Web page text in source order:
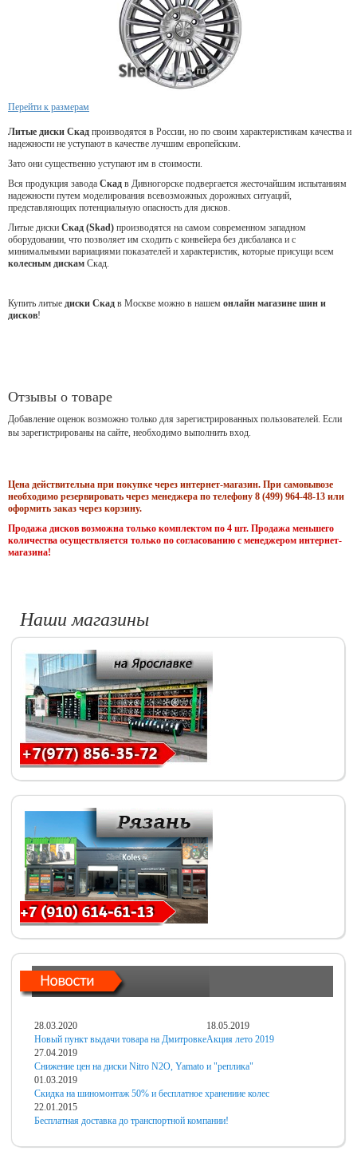
Перейти к размерам
Литые диски Скад производятся в России, но по своим характеристикам качества и
надежности не уступают в качестве лучшим европейским.
Зато они существенно уступают им в стоимости.
Вся продукция завода Скад в Дивногорске подвергается жесточайшим испытаниям
надежности путем моделирования всевозможных дорожных ситуаций,
представляющих потенциальную опасность для дисков.
Литые диски Скад (Skad) производятся на самом современном западном
оборудовании, что позволяет им сходить с конвейера без дисбаланса и с
минимальными вариациями показателей и характеристик, которые присущи всем
колесным дискам Скад.
Купить литые диски Скад в Москве можно в нашем онлайн магазине шин и
дисков!
Отзывы о товаре
Добавление оценок возможно только для зарегистрированных пользователей. Если
вы зарегистрированы на сайте, необходимо выполнить вход.
Цена действительна при покупке через интернет-магазин. При самовывозе
необходимо резервировать через менеджера по телефону 8 (499) 964-48-13 или
оформить заказ через корзину.
Продажа дисков возможна только комплектом по 4 шт. Продажа меньшего
количества осуществляется только по согласованию с менеджером интернет-
магазина!
Наши магазины
28.03.2020
Новый пункт выдачи товара на Дмитровке
18.05.2019
Акция лето 2019
27.04.2019
Снижение цен на диски Nitro N2O, Yamato и "реплика"
01.03.2019
Скидка на шиномонтаж 50% и бесплатное хранениие колес
22.01.2015
Бесплатная доставка до транспортной компании!